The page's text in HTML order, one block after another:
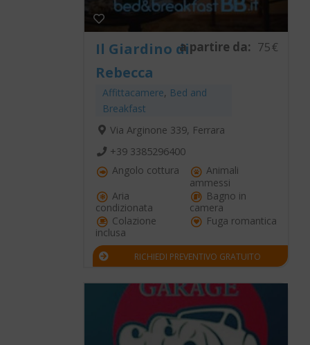
Il Giardino di
Rebecca
Affittacamere, Bed and
Breakfast
a partire da: 75€
Via Arginone 339, Ferrara
+39 3385296400
Angolo cottura
Animali
ammessi
Aria
condizionata
Bagno in
camera
Colazione
inclusa
Fuga romantica
RICHIEDI PREVENTIVO GRATUITO